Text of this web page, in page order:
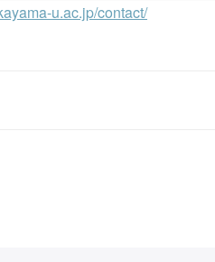
u.ac.jp/contact/